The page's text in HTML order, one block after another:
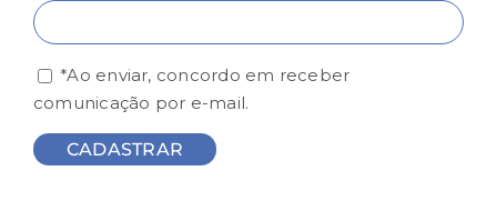
*Ao enviar, concordo em receber
comunicação por e-mail.